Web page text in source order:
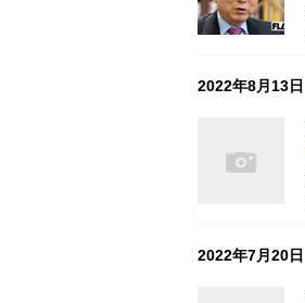
2022年8月13日
2022年7月20日